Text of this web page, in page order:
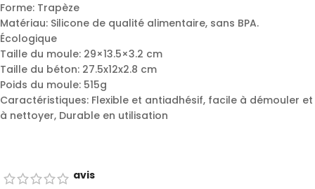
Forme: Trapèze
Matériau: Silicone de qualité alimentaire, sans BPA.
Écologique
Taille du moule: 29×13.5×3.2 cm
Taille du béton: 27.5x12x2.8 cm
Poids du moule: 515g
Caractéristiques: Flexible et antiadhésif, facile à démouler et
à nettoyer, Durable en utilisation
avis